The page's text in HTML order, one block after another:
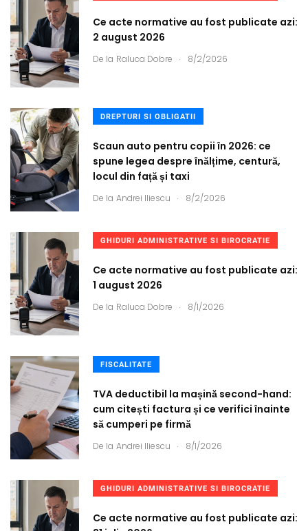
Ce acte normative au fost publicate azi:
2 august 2026
De la Raluca Dobre . 8/2/2026
DREPTURI SI OBLIGATII
Scaun auto pentru copii în 2026: ce
spune legea despre înălțime, centură,
locul din față și taxi
De la Andrei Iliescu . 8/2/2026
GHIDURI ADMINISTRATIVE SI BIROCRATIE
Ce acte normative au fost publicate azi:
1 august 2026
De la Raluca Dobre . 8/1/2026
FISCALITATE
TVA deductibil la mașină second-hand:
cum citești factura și ce verifici înainte
să cumperi pe firmă
De la Andrei Iliescu . 8/1/2026
GHIDURI ADMINISTRATIVE SI BIROCRATIE
Ce acte normative au fost publicate azi: